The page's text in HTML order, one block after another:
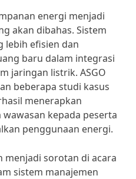
energi menjadi
akan dibahas. Sistem
lebih efisien dan
baru dalam integrasi
jaringan listrik. ASGO
beberapa studi kasus
menerapkan
kepada peserta
penggunaan energi.
menjadi sorotan di acara
sistem manajemen